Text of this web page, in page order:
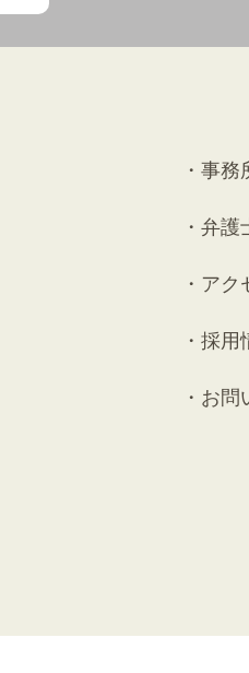
事務
弁護
アク
採用
お問